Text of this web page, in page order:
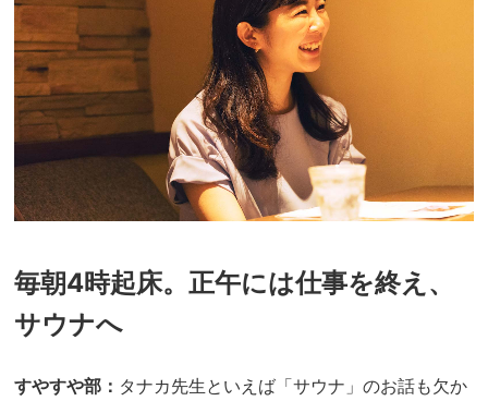
毎朝4時起床。正午には仕事を終え、
サウナへ
すやすや部： タナカ先生といえば「サウナ」のお話も欠か